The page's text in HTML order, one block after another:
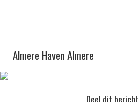
Almere Haven Almere